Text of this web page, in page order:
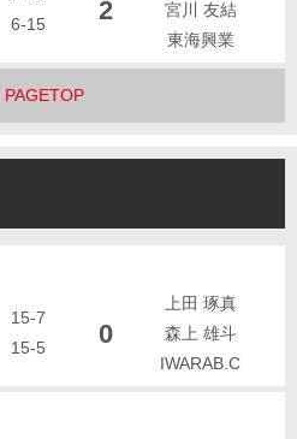
6-15
2
宮川 友結
東海興業
PAGETOP
15-7
15-5
0
上田 琢真
森上 雄斗
IWARAB.C